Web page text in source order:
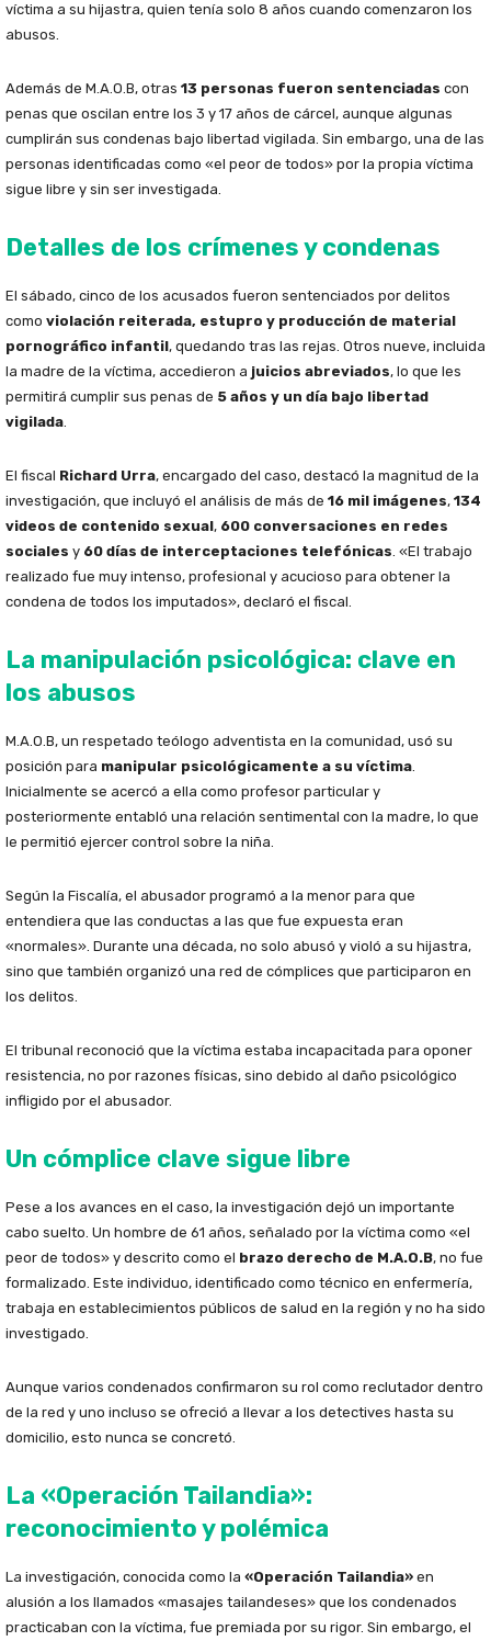
víctima a su hijastra, quien tenía solo 8 años cuando comenzaron los
abusos.
Además de M.A.O.B, otras 13 personas fueron sentenciadas con
penas que oscilan entre los 3 y 17 años de cárcel, aunque algunas
cumplirán sus condenas bajo libertad vigilada. Sin embargo, una de las
personas identificadas como «el peor de todos» por la propia víctima
sigue libre y sin ser investigada.
Detalles de los crímenes y condenas
El sábado, cinco de los acusados fueron sentenciados por delitos
como violación reiterada, estupro y producción de material
pornográfico infantil, quedando tras las rejas. Otros nueve, incluida
la madre de la víctima, accedieron a juicios abreviados, lo que les
permitirá cumplir sus penas de 5 años y un día bajo libertad
vigilada.
El fiscal Richard Urra, encargado del caso, destacó la magnitud de la
investigación, que incluyó el análisis de más de 16 mil imágenes, 134
videos de contenido sexual, 600 conversaciones en redes
sociales y 60 días de interceptaciones telefónicas. «El trabajo
realizado fue muy intenso, profesional y acucioso para obtener la
condena de todos los imputados», declaró el fiscal.
La manipulación psicológica: clave en
los abusos
M.A.O.B, un respetado teólogo adventista en la comunidad, usó su
posición para manipular psicológicamente a su víctima.
Inicialmente se acercó a ella como profesor particular y
posteriormente entabló una relación sentimental con la madre, lo que
le permitió ejercer control sobre la niña.
Según la Fiscalía, el abusador programó a la menor para que
entendiera que las conductas a las que fue expuesta eran
«normales». Durante una década, no solo abusó y violó a su hijastra,
sino que también organizó una red de cómplices que participaron en
los delitos.
El tribunal reconoció que la víctima estaba incapacitada para oponer
resistencia, no por razones físicas, sino debido al daño psicológico
infligido por el abusador.
Un cómplice clave sigue libre
Pese a los avances en el caso, la investigación dejó un importante
cabo suelto. Un hombre de 61 años, señalado por la víctima como «el
peor de todos» y descrito como el brazo derecho de M.A.O.B, no fue
formalizado. Este individuo, identificado como técnico en enfermería,
trabaja en establecimientos públicos de salud en la región y no ha sido
investigado.
Aunque varios condenados confirmaron su rol como reclutador dentro
de la red y uno incluso se ofreció a llevar a los detectives hasta su
domicilio, esto nunca se concretó.
La «Operación Tailandia»:
reconocimiento y polémica
La investigación, conocida como la «Operación Tailandia» en
alusión a los llamados «masajes tailandeses» que los condenados
practicaban con la víctima, fue premiada por su rigor. Sin embargo, el